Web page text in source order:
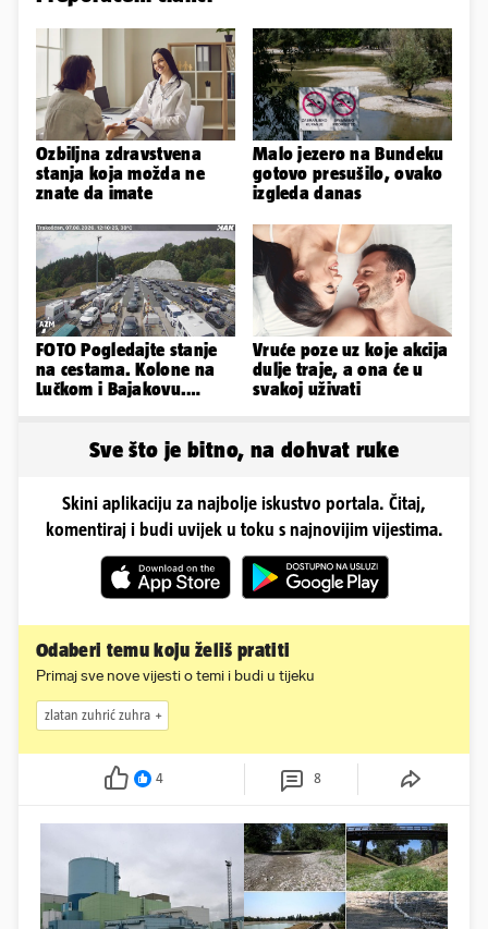
Ozbiljna zdravstvena
stanja koja možda ne
znate da imate
Malo jezero na Bundeku
gotovo presušilo, ovako
izgleda danas
FOTO Pogledajte stanje
na cestama. Kolone na
Lučkom i Bajakovu.
Vruće poze uz koje akcija
dulje traje, a ona će u
svakoj uživati
Sve što je bitno, na dohvat ruke
Skini aplikaciju za najbolje iskustvo portala. Čitaj,
komentiraj i budi uvijek u toku s najnovijim vijestima.
Odaberi temu koju želiš pratiti
Primaj sve nove vijesti o temi i budi u tijeku
zlatan zuhrić zuhra
4 8